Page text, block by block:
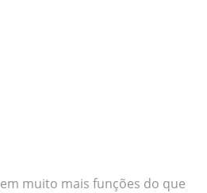
muito mais funções do que